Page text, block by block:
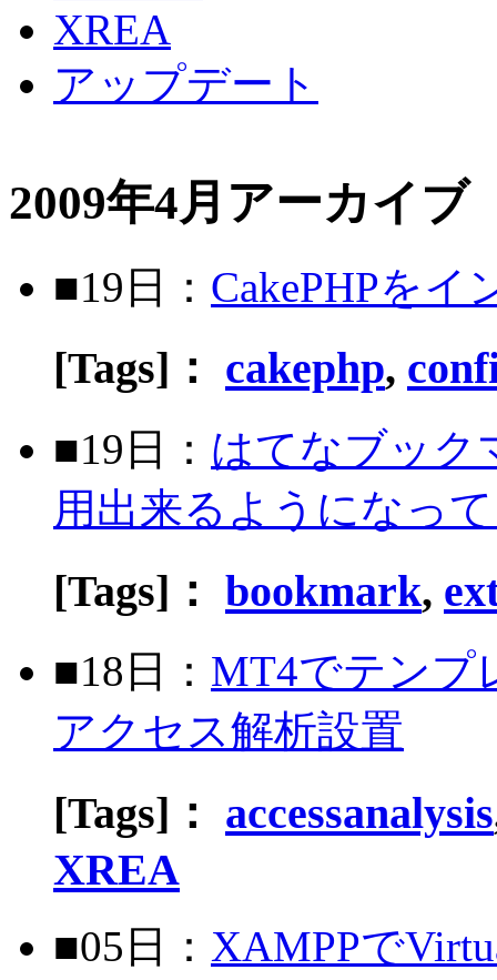
XREA
アップデート
2009年4月アーカイブ
■19日： CakePHPを
[Tags]： cakephp,
■19日： はてなブック
用出来るようになっ
[Tags]： bookmark,
■18日： MT4でテンプ
アクセス解析設置
[Tags]： accessanalysis
XREA
■05日： XAMPPで